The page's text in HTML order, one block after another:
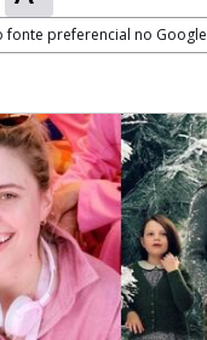
fonte preferencial no Google